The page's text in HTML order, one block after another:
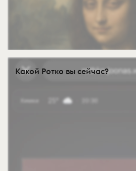
Какой Ротко вы сейчас?